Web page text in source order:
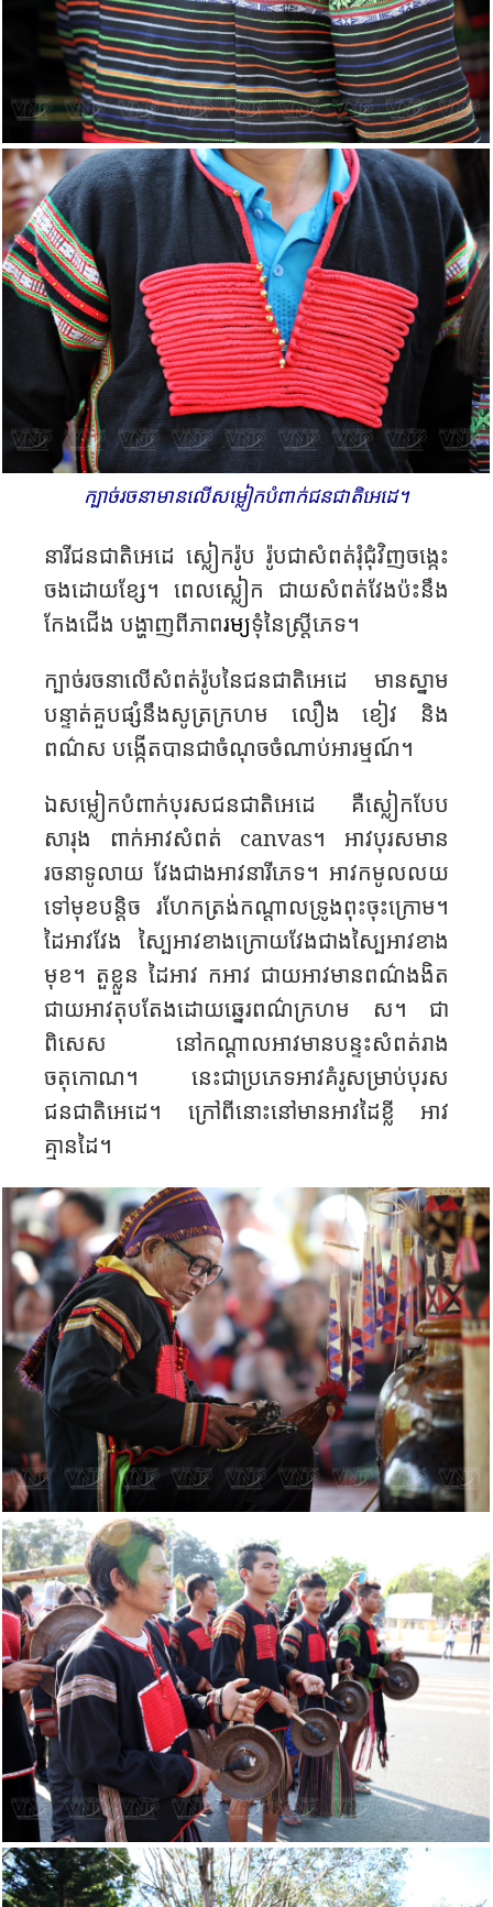
ក្បាច់​រចនាមាន​​លើ​សម្លៀកបំពាក់​ជនជាតិ​​អេដេ។
នារី​ជនជាតិ​​អេដេ ស្លៀក​រ៉ូប​ រ៉ូប​ជា​សំពត់​រុំ​ជុំ​វិញ​ចង្កេះ
ចង​ដោយ​ខ្សែ​។ ពេល​ស្លៀក​ ជាយ​សំពត់​វែង​ប៉ះ​នឹង​
កែង​ជើង​ បង្ហាញ​ពី​ភាពរម្យទុំ​នៃស្រ្តីភេទ​។​
ក្បាច់​រចនា​លើ​សំពត់​រ៉ូប​នៃជនជាតិ​​អេដេ មាន​ស្នាម​
បន្ទាត់​គួប​ផ្សំ​នឹង​សូត្រ​ក្រហម លឿង ខៀវ​ និង
ពណ៌ស បង្កើត​បាន​ជា​ចំណុច​ចំណាប់អារម្មណ៍​។
ឯសម្លៀក​បំពាក់​បុរសជនជាតិ​​អេដេ គឺស្លៀកបែប​​
សារុង​ ពាក់​អាវ​សំពត់ ​ canvas។ អាវ​បុរស​មាន​
រចនា​ទូលាយ​ វែង​ជាង​អាវ​នារីភេទ​។ អាវ​កមូល​លយ​
ទៅ​មុខ​បន្តិច​ រហែក​ត្រង់កណ្តាល​ទ្រូង​ពុះចុះក្រោម​។
ដៃអាវ​វែង​ ស្បៃអាវ​ខាង​ក្រោយ​វែង​ជាង​ស្បៃអាវ​ខាង
មុខ​។ តួ​ខ្លួន ដៃអាវ កអាវ ជាយ​អាវ​មានពណ៌ង​ងិត
ជាយ​អាវ​តុបតែង​ដោយ​ឆ្នេរ​ពណ៌​ក្រហម​ ស។ ជា
ពិសេស​ នៅ​កណ្តាល​អាវ​មាន​បន្ទះ​សំពត់​រាង​
ចតុកោណ​។ នេះជា​ប្រភេទ​អាវ​គំរូ​សម្រាប់​បុរស​
ជនជាតិ​អេដេ​។ ក្រៅពីនោះ​នៅមាន​អាវ​ដៃខ្លី អាវ​
គ្មានដៃ​។​